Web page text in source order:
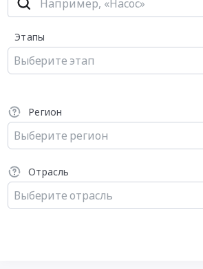
Этапы
Выберите этап
Регион
Выберите регион
Отрасль
Выберите отрасль